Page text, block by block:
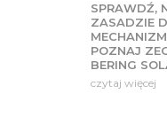
SPRAWDŹ,
ZASADZIE
POZNAJ
BERING
czytaj więcej